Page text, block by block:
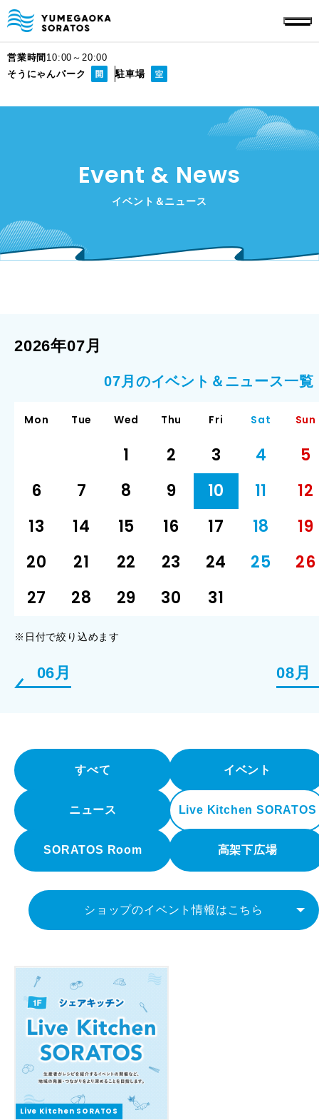
営業時間 10:00～20:00
そうにゃんパーク
駐車場
Event & News
イベント＆ニュース
06月
2026年07月
07月のイベント＆ニュース一
Mon Tue Wed Thu Fri Sat Sun
1 2 3 4
5
6
7 8 9 10 11
12
13
14 15 16 17 18
19
20
21 22 23 24 25
26
27
28 29 30 31
※日付で絞り込めます
08月
すべて イベント
ニュース Live Kitchen SORATOS
SORATOS Room 高架下広場
ショップのイベント情報はこちら
Live Kitchen SORATOS